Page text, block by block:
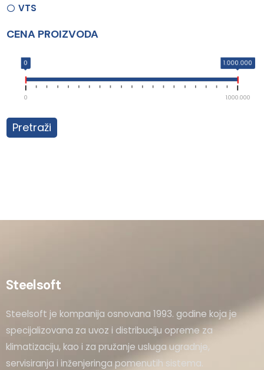
VTS
CENA PROIZVODA
0 1.000.000
0 1.000.000
Pretraži
Steelsoft
Steelsoft je kompanija osnovana 1993. godine koja je
specijalizovana za uvoz i distribuciju opreme za
klimatizaciju, kao i za pružanje usluga ugradnje,
servisiranja i inženjeringa pomenutih sistema.